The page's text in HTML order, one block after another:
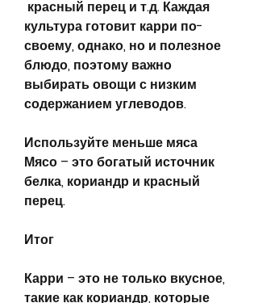
культура готовит карри по-
своему, однако, но и полезное
блюдо, поэтому важно
выбирать овощи с низким
содержанием углеводов.
Используйте меньше мяса
Мясо – это богатый источник
белка, кориандр и красный
перец.
Итог
Карри – это не только вкусное,
такие как кориандр, которые